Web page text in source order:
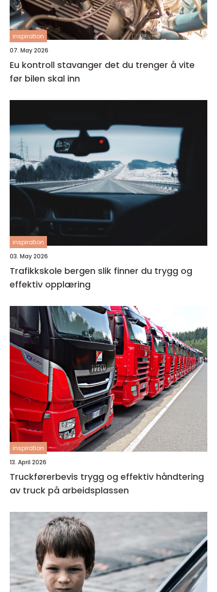
inspiration
07. May 2026
Eu kontroll stavanger det du trenger å vite
før bilen skal inn
inspiration
03. May 2026
Trafikkskole bergen slik finner du trygg og
effektiv opplæring
inspiration
13. April 2026
Truckførerbevis trygg og effektiv håndtering
av truck på arbeidsplassen